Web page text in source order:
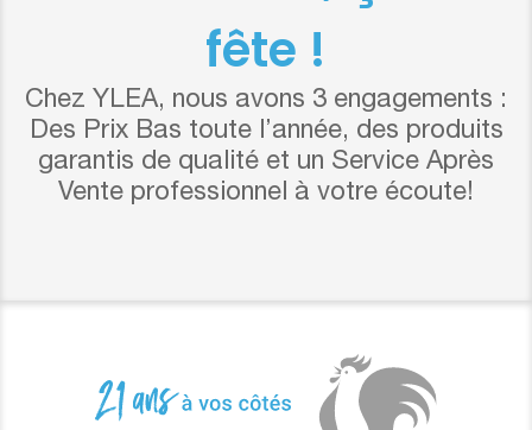
fête !
Chez YLEA, nous avons 3 engagements :
Des Prix Bas toute l’année, des produits
garantis de qualité et un Service Après
Vente professionnel à votre écoute!